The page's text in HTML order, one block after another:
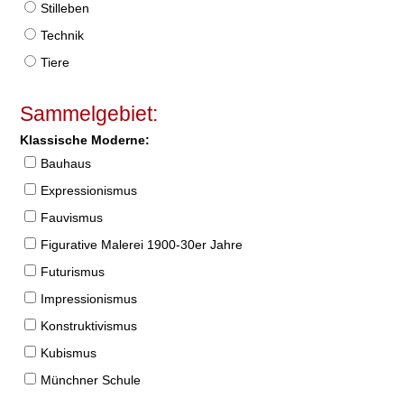
Stilleben
Technik
Tiere
Sammelgebiet:
Klassische Moderne:
Bauhaus
Expressionismus
Fauvismus
Figurative Malerei 1900-30er Jahre
Futurismus
Impressionismus
Konstruktivismus
Kubismus
Münchner Schule